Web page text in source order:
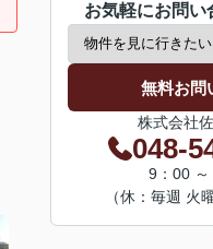
お気軽にお問い
無料お問
株式会社
048-
9：00
（休：毎週 火